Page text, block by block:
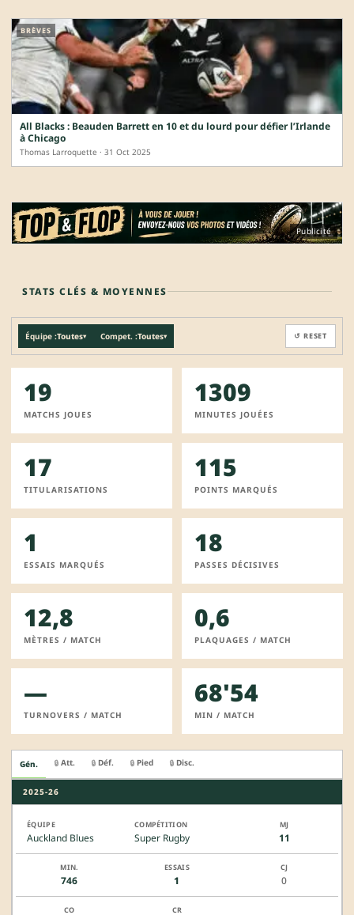
BRÈVES
All Blacks : Beauden Barrett en 10 et du lourd pour défier l’Irlande
à Chicago
Thomas Larroquette · 31 Oct 2025
Publicité
STATS CLÉS & MOYENNES
Équipe :Toutes▾ Compet. :Toutes▾ ↺ RESET
19
MATCHS JOUES
1309
MINUTES JOUÉES
17
TITULARISATIONS
115
POINTS MARQUÉS
1
ESSAIS MARQUÉS
18
PASSES DÉCISIVES
12,8
MÈTRES / MATCH
0,6
PLAQUAGES / MATCH
—
TURNOVERS / MATCH
68'54
MIN / MATCH
Gén. 🔒 Att. 🔒 Déf. 🔒 Pied 🔒 Disc.
2025-26
Auckland Blues Super Rugby 11
746 1 0